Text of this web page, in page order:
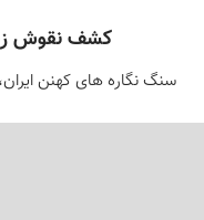
کشف نقوش
سنگ نگاره های کهنن